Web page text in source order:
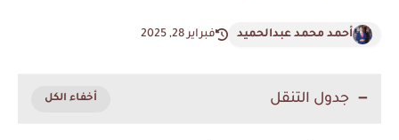
أحمد محمد عبدالحميد فبراير 28, 2025
جدول التنقل